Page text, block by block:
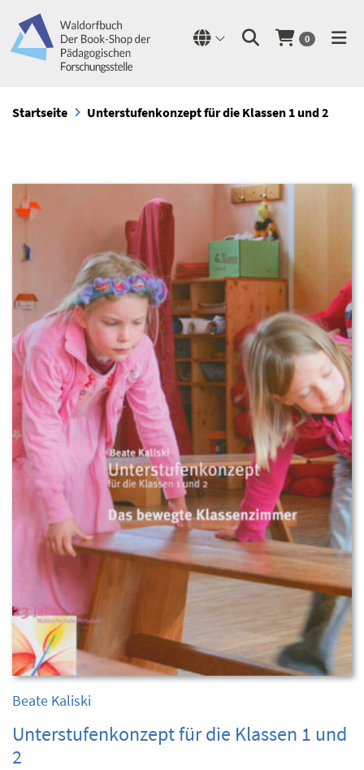
0
Startseite Unterstufenkonzept für die Klassen 1 und 2
Beate Kaliski
Unterstufenkonzept für die Klassen 1 und
2